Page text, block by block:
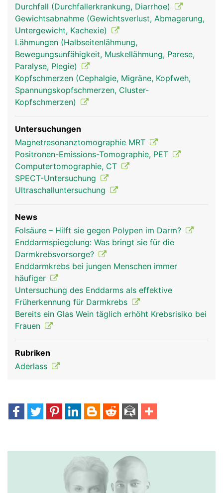
Durchfall (Durchfallerkrankung, Diarrhoe)
Gewichtsabnahme (Gewichtsverlust, Abmagerung,
Untergewicht, Kachexie)
Lähmungen (Halbseitenlähmung,
Bewegungsunfähigkeit, Muskellähmung, Parese,
Paralyse, Plegie)
Kopfschmerzen (Cephalgie, Migräne, Kopfweh,
Spannungskopfschmerzen, Cluster-
Kopfschmerzen)
Untersuchungen
Magnetresonanztomographie MRT
Positronen-Emissions-Tomographie, PET
Computertomographie, CT
SPECT-Untersuchung
Ultraschalluntersuchung
News
Folsäure – Hilft sie gegen Polypen im Darm?
Enddarmspiegelung: Was bringt sie für die
Darmkrebsvorsorge?
Enddarmkrebs bei jungen Menschen immer
häufiger
Untersuchung des Enddarms als effektive
Früherkennung für Darmkrebs
Bereits ein Glas Wein täglich erhöht Krebsrisiko bei
Frauen
Rubriken
Aderlass